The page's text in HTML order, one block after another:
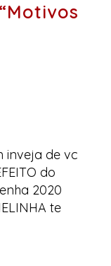
inveja de vc
do
2020
te